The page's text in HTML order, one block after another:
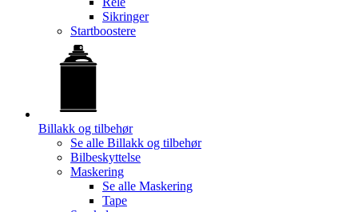
Sikringer
Startboostere
Billakk og tilbehør
Se alle Billakk og tilbehør
Bilbeskyttelse
Maskering
Se alle Maskering
Tape